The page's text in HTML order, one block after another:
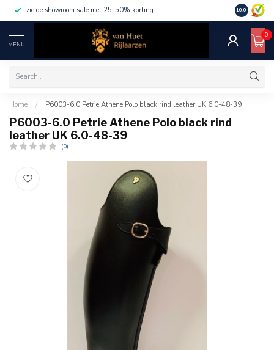
zie de showroom sale met 25-50% korting 10.0
MENU
0
Home / P6003-6.0 Petrie Athene Polo black rind leather UK 6.0-48-39
P6003-6.0 Petrie Athene Polo black rind
leather UK 6.0-48-39
(0)